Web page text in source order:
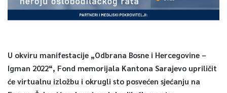
U okviru manifestacije „Odbrana Bosne i Hercegovine –
Igman 2022“, Fond memorijala Kantona Sarajevo upriličit
će virtualnu izložbu i okrugli sto posvećen sjećanju na